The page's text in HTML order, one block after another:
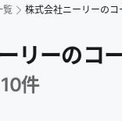
覧 株式会社ニーリーの
リーのコ
10件